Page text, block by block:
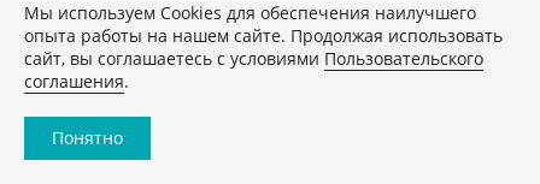
Мы используем Сookies для обеспечения наилучшего
опыта работы на нашем сайте. Продолжая использовать
сайт, вы соглашаетесь с условиями Пользовательского
соглашения.
Понятно